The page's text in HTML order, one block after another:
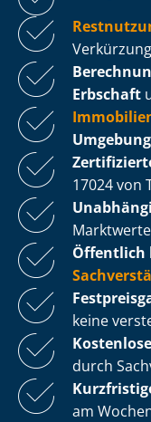
Verkürzung
Erbschaft
Umgebung
17024 von
Öffentlich
keine
Kostenlose
durch
am